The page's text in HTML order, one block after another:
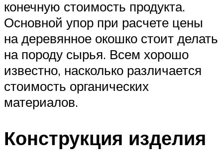
конечную стоимость продукта.
Основной упор при расчете цены
на деревянное окошко стоит делать
на породу сырья. Всем хорошо
известно, насколько различается
стоимость органических
материалов.
Конструкция изделия